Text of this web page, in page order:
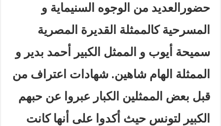
حضورالعديد من الوجوه السنيماية و
المسرحية كالممثلة القديرة المصرية
سميحة أيوب و الممثل الكبير أحمد بدير و
الممثلة الهام شاهين. شهادات اعتراف من
قبل بعض الممثلين الكبار عبروا عن حبهم
الكبير لتونس حيث أكدوا على أنها كانت